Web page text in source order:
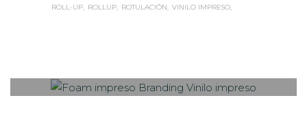
ROLL-UP
ROLLUP ROTULACIÓN VINILO IMPRESO